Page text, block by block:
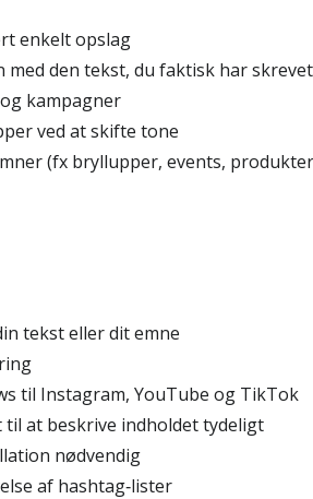
enkelt opslag
med den tekst, du faktisk har skrevet
kampagner
ved at skifte tone
(fx bryllupper, events,
tekst eller dit emne
til Instagram, YouTube og TikTok
til at beskrive indholdet tydeligt
nødvendig
af hashtag‑lister